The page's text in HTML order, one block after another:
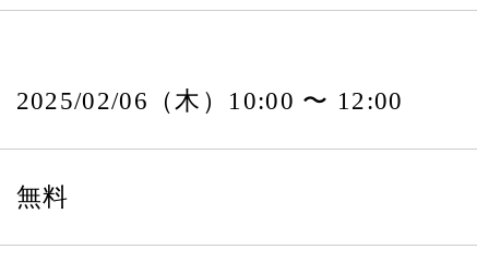
2025/02/06（木）10:00 〜 12:00
無料